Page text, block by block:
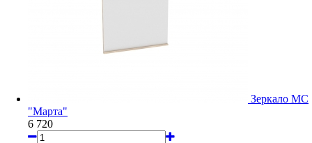
Зеркало МС
"Марта"
6 720